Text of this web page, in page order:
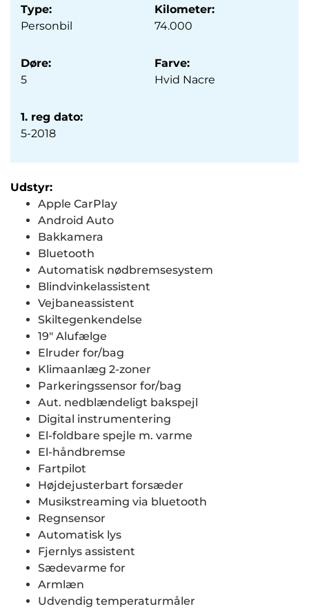
Type:
Personbil
Kilometer:
74.000
Døre:
5
Farve:
Hvid Nacre
1. reg dato:
5-2018
Udstyr:
Apple CarPlay
Android Auto
Bakkamera
Bluetooth
Automatisk nødbremsesystem
Blindvinkelassistent
Vejbaneassistent
Skiltegenkendelse
19" Alufælge
Elruder for/bag
Klimaanlæg 2-zoner
Parkeringssensor for/bag
Aut. nedblændeligt bakspejl
Digital instrumentering
El-foldbare spejle m. varme
El-håndbremse
Fartpilot
Højdejusterbart forsæder
Musikstreaming via bluetooth
Regnsensor
Automatisk lys
Fjernlys assistent
Sædevarme for
Armlæn
Udvendig temperaturmåler